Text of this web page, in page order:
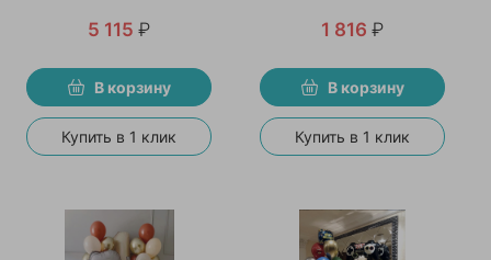
5 115 ₽
В корзину
Купить в 1 клик
1 816 ₽
В корзину
Купить в 1 клик